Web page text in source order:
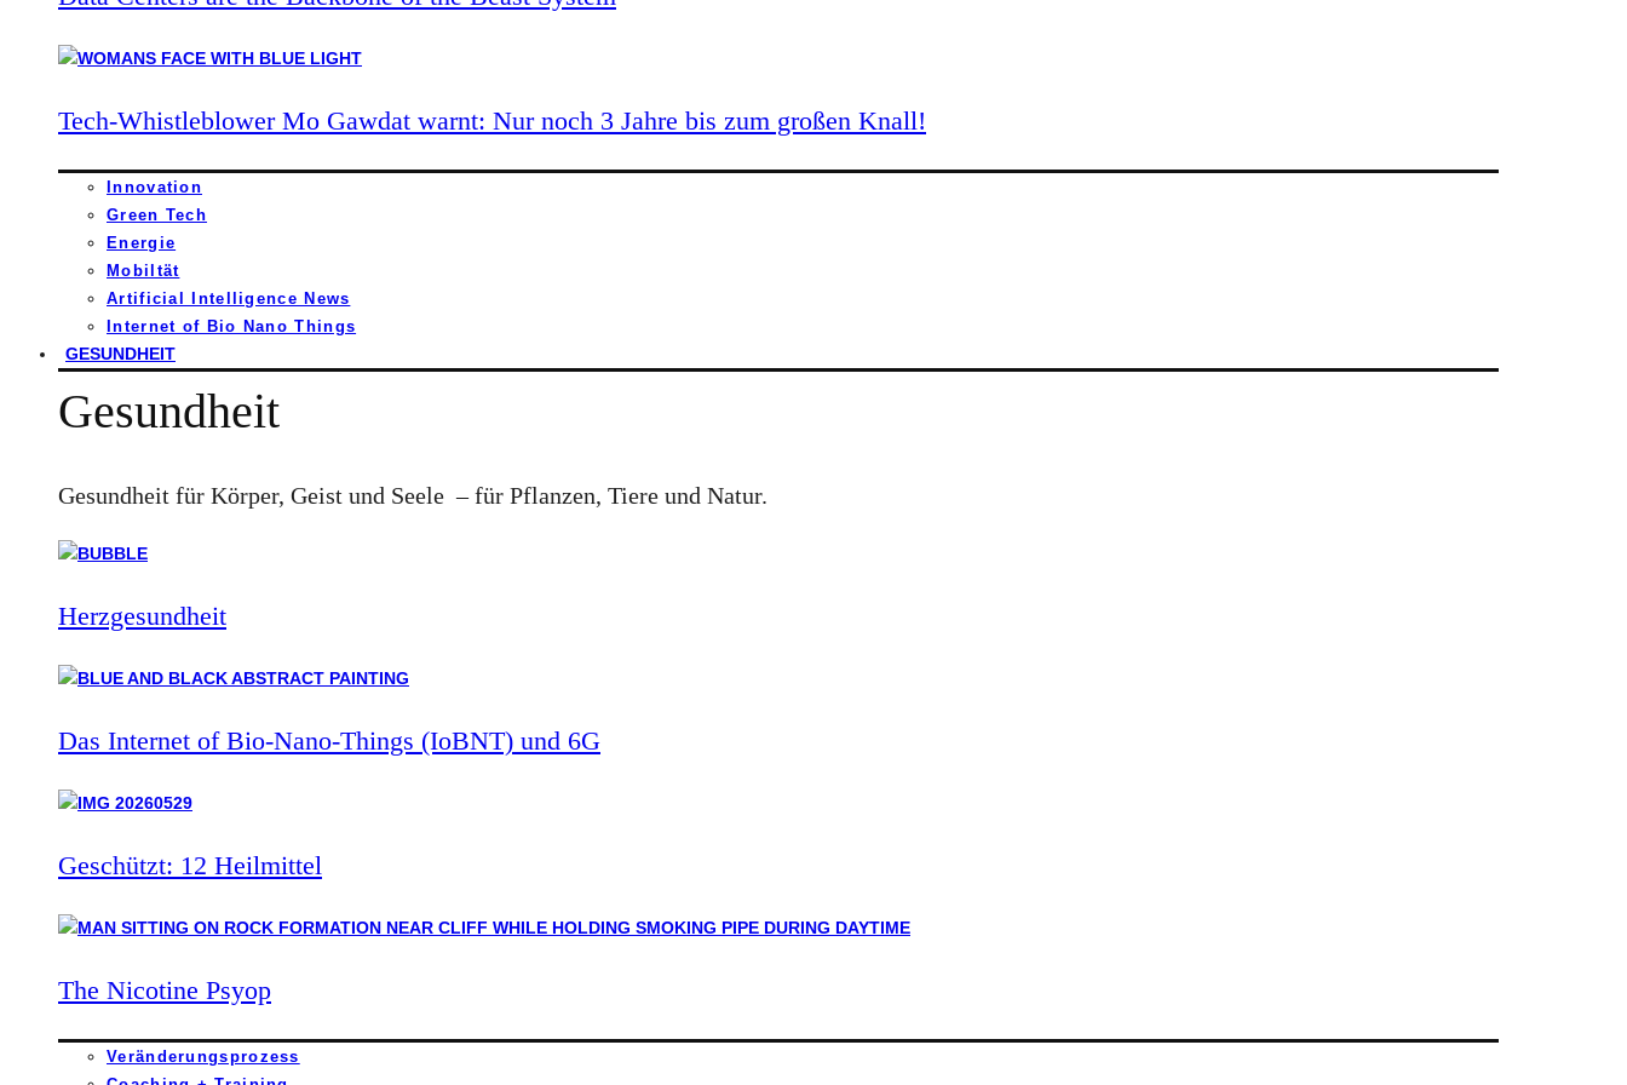
Tech-Whistleblower Mo Gawdat warnt: Nur noch 3 Jahre bis zum großen Knall!
Innovation
Green Tech
Energie
Mobiltät
Artificial Intelligence News
Internet of Bio Nano Things
GESUNDHEIT
Gesundheit
Gesundheit für Körper, Geist und Seele – für Pflanzen, Tiere und Natur.
Herzgesundheit
Das Internet of Bio-Nano-Things (IoBNT) und 6G
Geschützt: 12 Heilmittel
The Nicotine Psyop
Veränderungsprozess